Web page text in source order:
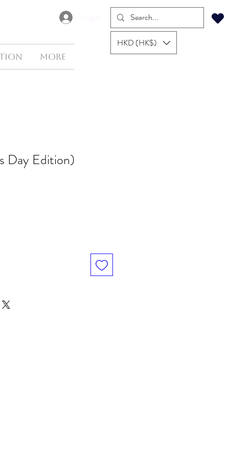
More
HKD (HK$)
Day Edition)